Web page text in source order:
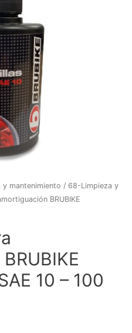
y mantenimiento / 68-Limpieza y
BRUBIKE
10 – 100